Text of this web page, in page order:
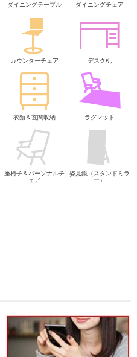
ダイニングテーブル ダイニングチェア
カウンターチェア デスク机
衣類＆玄関収納 ラグマット
座椅子＆パーソナルチ
ェア
姿見鏡（スタンドミラ
ー）